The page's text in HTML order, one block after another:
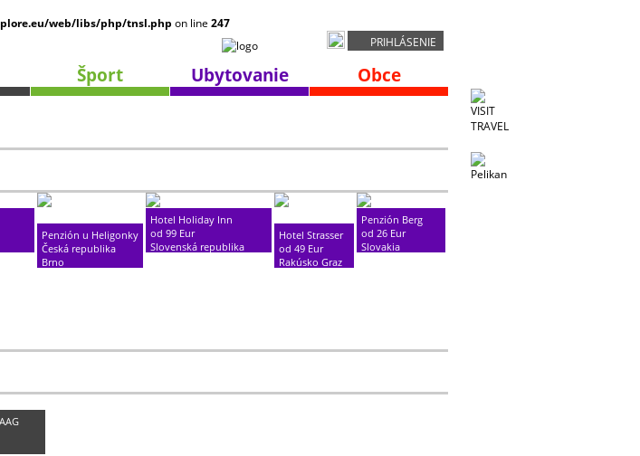
web/libs/php/tnsl.php on line 247
PRIHLÁSENIE
Šport Ubytovanie Obce
Penzión u Heligonky
Česká republika
Brno
Hotel Holiday Inn
od 99 Eur
Slovenská republika
Hotel Strasser
od 49 Eur
Rakúsko Graz
Penzión Berg
od 26 Eur
Slovakia